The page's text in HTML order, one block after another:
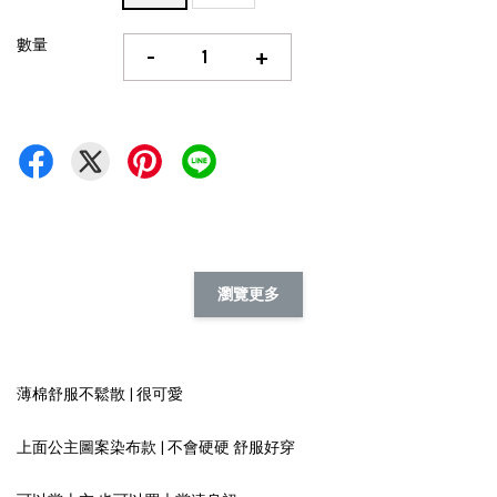
數量 - +
瀏覽更多
薄棉舒服不鬆散 | 很可愛
上面公主圖案染布款 | 不會硬硬 舒服好穿